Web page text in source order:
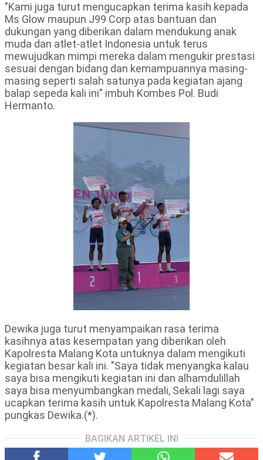
"Kami juga turut mengucapkan terima kasih kepada
Ms Glow maupun J99 Corp atas bantuan dan
dukungan yang diberikan dalam mendukung anak
muda dan atlet-atlet Indonesia untuk terus
mewujudkan mimpi mereka dalam mengukir prestasi
sesuai dengan bidang dan kemampuannya masing-
masing seperti salah satunya pada kegiatan ajang
balap sepeda kali ini" imbuh Kombes Pol. Budi
Hermanto.
Dewika juga turut menyampaikan rasa terima
kasihnya atas kesempatan yang diberikan oleh
Kapolresta Malang Kota untuknya dalam mengikuti
kegiatan besar kali ini. "Saya tidak menyangka kalau
saya bisa mengikuti kegiatan ini dan alhamdulillah
saya bisa menyumbangkan medali, Sekali lagi saya
ucapkan terima kasih untuk Kapolresta Malang Kota"
pungkas Dewika.(*).
BAGIKAN ARTIKEL INI